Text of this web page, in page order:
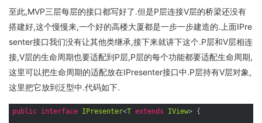
至此,MVP三层每层的接口都写好了.但是P层连接V层的桥梁还没有
搭建好,这个慢慢来,一个好的高楼大厦都是一步一步建造的.上面IPre
senter接口我们没有让其他类继承,接下来就讲下这个.P层和V层相连
接,V层的生命周期也要适配到P层,P层的每个功能都要适配生命周期,
这里可以把生命周期的适配放在IPresenter接口中.P层持有V层对象,
这里把它放到泛型中.代码如下.
public interface IPresenter<T extends IView> {